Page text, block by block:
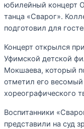
юбилейный концерт
танца «Сварог».
подготовил для
Концерт открылся
Уфимской детской
Мокшаева, который
отметил его весомый
хореографического
Воспитанники
представили на суд